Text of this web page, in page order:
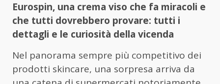
Eurospin, una crema viso che fa miracoli e
che tutti dovrebbero provare: tutti i
dettagli e le curiosità della vicenda
Nel panorama sempre più competitivo dei
prodotti skincare, una sorpresa arriva da